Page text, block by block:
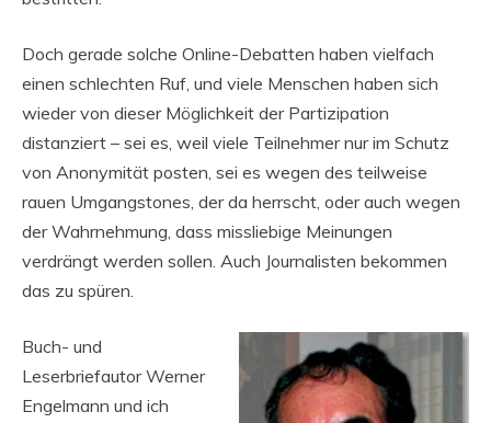
Doch gerade solche Online-Debatten haben vielfach
einen schlechten Ruf, und viele Menschen haben sich
wieder von dieser Möglichkeit der Partizipation
distanziert – sei es, weil viele Teilnehmer nur im Schutz
von Anonymität posten, sei es wegen des teilweise
rauen Umgangstones, der da herrscht, oder auch wegen
der Wahrnehmung, dass missliebige Meinungen
verdrängt werden sollen. Auch Journalisten bekommen
das zu spüren.
Buch- und
Leserbriefautor Werner
Engelmann und ich